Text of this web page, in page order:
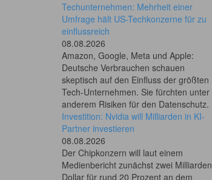
Techunternehmen: Mehrheit einer
Umfrage hält US-Techkonzerne für zu
einflussreich
08.08.2026
Amazon, Google, Meta und Apple:
Deutsche Verbrauchen schauen
skeptisch auf den Einfluss der größten
Tech-Unternehmen. Sie fürchten unter
anderem Risiken für den Datenschutz.
Investition: Nvidia will Milliarden in KI-
Partner investieren
08.08.2026
Der Chipkonzern will laut einem
Medienbericht zunächst zwei Milliarden
Dollar für rund 20 Prozent an dem